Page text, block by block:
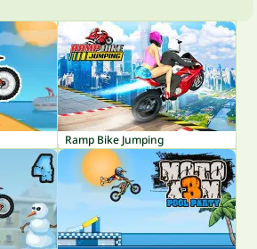
Ramp Bike Jumping